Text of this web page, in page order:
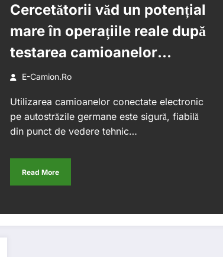
Cercetătorii văd un potențial
mare în operațiile reale după
testarea camioanelor
conectate în pluton
E-Camion.ro
Utilizarea camioanelor conectate electronic
pe autostrăzile germane este sigură, fiabilă
din punct de vedere tehnic…
Read More